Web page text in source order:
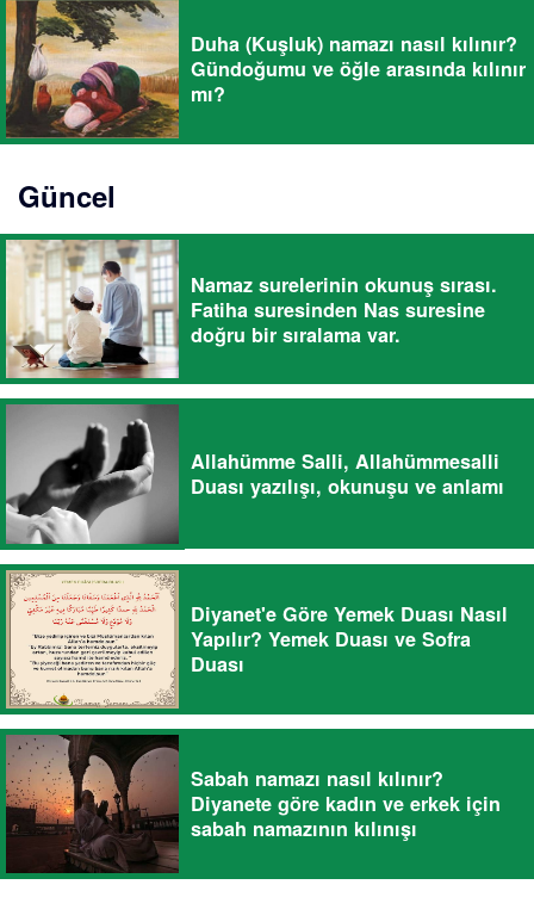
Duha (Kuşluk) namazı nasıl kılınır?
Gündoğumu ve öğle arasında kılınır
mı?
Güncel
Namaz surelerinin okunuş sırası.
Fatiha suresinden Nas suresine
doğru bir sıralama var.
Allahümme Salli, Allahümmesalli
Duası yazılışı, okunuşu ve anlamı
Diyanet'e Göre Yemek Duası Nasıl
Yapılır? Yemek Duası ve Sofra
Duası
Sabah namazı nasıl kılınır?
Diyanete göre kadın ve erkek için
sabah namazının kılınışı